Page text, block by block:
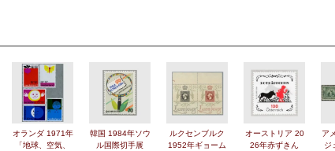
オランダ 1971年
「地球、空気、
韓国 1984年ソウ
ル国際切手展
ルクセンブルク
1952年ギョーム
オーストリア 20
26年赤ずきん
ア
ジ